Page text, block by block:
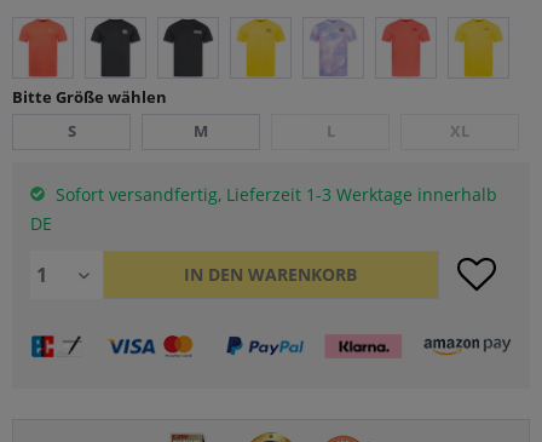
Bitte Größe wählen
S
M L XL
Sofort versandfertig, Lieferzeit 1-3 Werktage innerhalb
DE
IN DEN WARENKORB